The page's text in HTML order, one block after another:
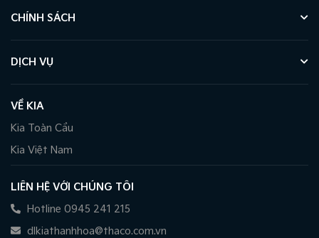
CHÍNH SÁCH
DỊCH VỤ
VỀ KIA
Kia Toàn Cầu
Kia Việt Nam
LIÊN HỆ VỚI CHÚNG TÔI
Hotline 0945 241 215
dlkiathanhhoa@thaco.com.vn